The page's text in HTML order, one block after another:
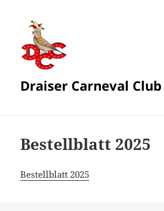
Draiser Carneval Club
Bestellblatt 2025
Bestellblatt 2025